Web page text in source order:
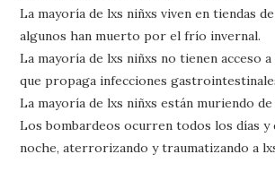
La mayoría de lxs niñxs viven en tiendas
algunos han muerto por el frío invernal.
La mayoría de lxs niñxs no tienen acceso
que propaga infecciones
La mayoría de lxs niñxs están muriendo
Los bombardeos ocurren todos los días y
noche, aterrorizando y traumatizando a